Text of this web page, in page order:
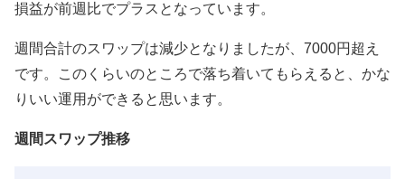
損益が前週比でプラスとなっています。
週間合計のスワップは減少となりましたが、7000円超え
です。このくらいのところで落ち着いてもらえると、かな
りいい運用ができると思います。
週間スワップ推移